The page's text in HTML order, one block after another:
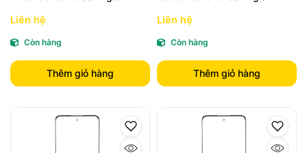
Liên hệ
Còn hàng
Thêm giỏ hàng
Liên hệ
Còn hàng
Thêm giỏ hàng